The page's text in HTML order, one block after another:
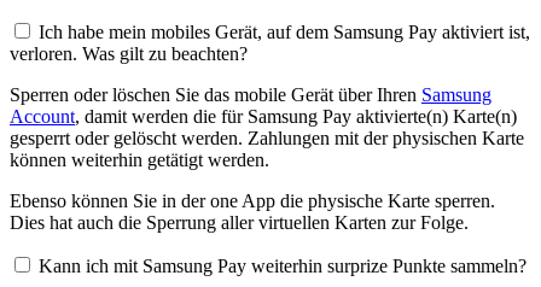
Ich habe mein mobiles Gerät, auf dem Samsung Pay aktiviert ist,
verloren. Was gilt zu beachten?
Sperren oder löschen Sie das mobile Gerät über Ihren Samsung
Account, damit werden die für Samsung Pay aktivierte(n) Karte(n)
gesperrt oder gelöscht werden. Zahlungen mit der physischen Karte
können weiterhin getätigt werden.
Ebenso können Sie in der one App die physische Karte sperren.
Dies hat auch die Sperrung aller virtuellen Karten zur Folge.
Kann ich mit Samsung Pay weiterhin surprize Punkte sammeln?